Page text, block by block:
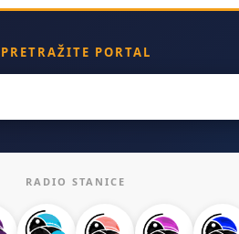
PRETRAŽITE PORTAL
RADIO STANICE